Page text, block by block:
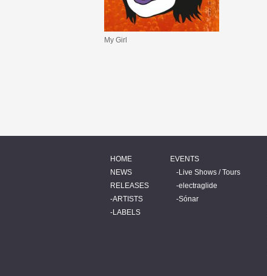
My Girl
HOME
NEWS
RELEASES
ARTISTS
LABELS
EVENTS
Live Shows / Tours
electraglide
Sónar